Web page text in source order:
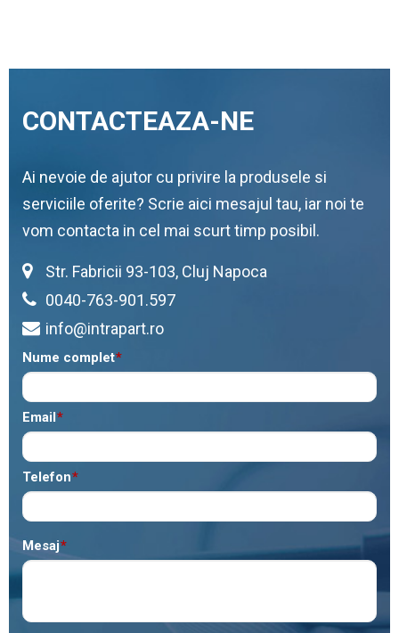
CONTACTEAZA-NE
Ai nevoie de ajutor cu privire la produsele si
serviciile oferite? Scrie aici mesajul tau, iar noi te
vom contacta in cel mai scurt timp posibil.
Str. Fabricii 93-103, Cluj Napoca
0040-763-901.597
info@intrapart.ro
*
Nume complet
*
Email
*
Telefon
*
Mesaj